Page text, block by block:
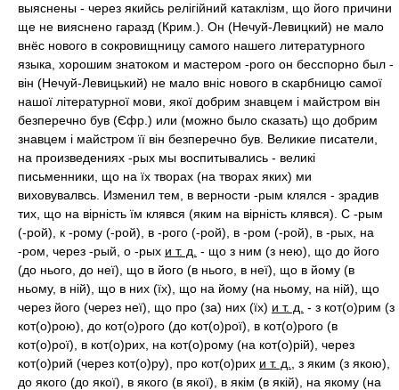
выяснены - через якийсь релігійний катаклізм, що його причини
ще не вияснено гаразд (Крим.). Он (Нечуй-Левицкий) не мало
внёс нового в сокровищницу самого нашего литературного
языка, хорошим знатоком и мастером -рого он бесспорно был -
він (Нечуй-Левицький) не мало вніс нового в скарбницю самої
нашої літературної мови, якої добрим знавцем і майстром він
безперечно був (Єфр.) или (можно было сказать) що добрим
знавцем і майстром її він безперечно був. Великие писатели,
на произведениях -рых мы воспитывались - великі
письменники, що на їх творах (на творах яких) ми
виховувалвсь. Изменил тем, в верности -рым клялся - зрадив
тих, що на вірність їм клявся (яким на вірність клявся). С -рым
(-рой), к -рому (-рой), в -рого (-рой), в -ром (-рой), в -рых, на
-ром, через -рый, о -рых и т. д. - що з ним (з нею), що до його
(до нього, до неї), що в його (в нього, в неї), що в йому (в
ньому, в ній), що в них (їх), що на йому (на ньому, на ній), що
через його (через неї), що про (за) них (їх) и т. д. - з кот(о)рим (з
кот(о)рою), до кот(о)рого (до кот(о)рої), в кот(о)рого (в
кот(о)рої), в кот(о)рих, на кот(о)рому (на кот(о)рій), через
кот(о)рий (через кот(о)ру), про кот(о)рих и т. д.
, з яким (з якою),
до якого (до якої), в якого (в якої), в якім (в якій), на якому (на